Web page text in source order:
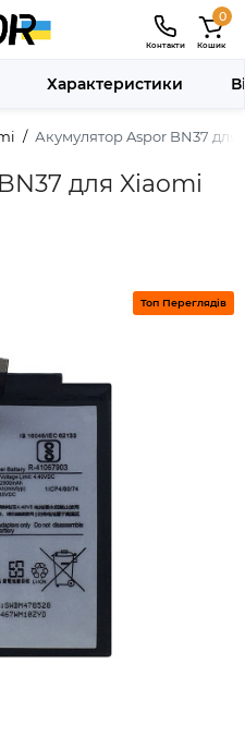
Контакти
0
Кошик
Акумулятор Aspor BN37
для Xiaomi
Характеристики
Топ Переглядів